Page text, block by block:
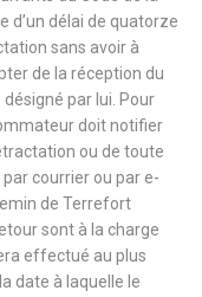
d’un délai de quatorze
sans avoir à
de la réception du
par lui. Pour
doit notifier
ou de toute
courrier ou par e-
de Terrefort
sont à la charge
effectué au plus
date à laquelle le